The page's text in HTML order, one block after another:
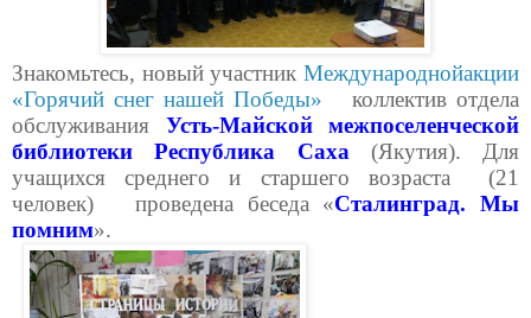
Знакомьтесь, новый участник Международнойакции
«Горячий снег нашей Победы» коллектив отдела
обслуживания Усть-Майской межпоселенческой
библиотеки Республика Саха (Якутия). Для
учащихся среднего и старшего возраста (21
человек) проведена беседа «Сталинград. Мы
помним».